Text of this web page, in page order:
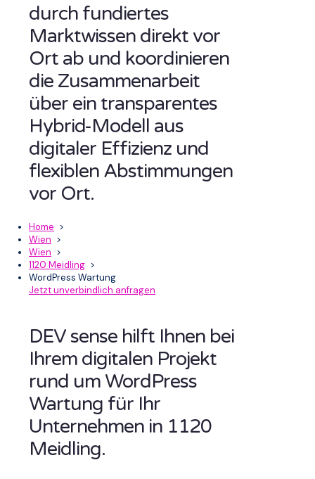
durch fundiertes
Marktwissen direkt vor
Ort ab und koordinieren
die Zusammenarbeit
über ein transparentes
Hybrid-Modell aus
digitaler Effizienz und
flexiblen Abstimmungen
vor Ort.
Home >
Wien >
Wien >
1120 Meidling >
WordPress Wartung
Jetzt unverbindlich anfragen
DEV sense hilft Ihnen bei
Ihrem digitalen Projekt
rund um WordPress
Wartung für Ihr
Unternehmen in 1120
Meidling.